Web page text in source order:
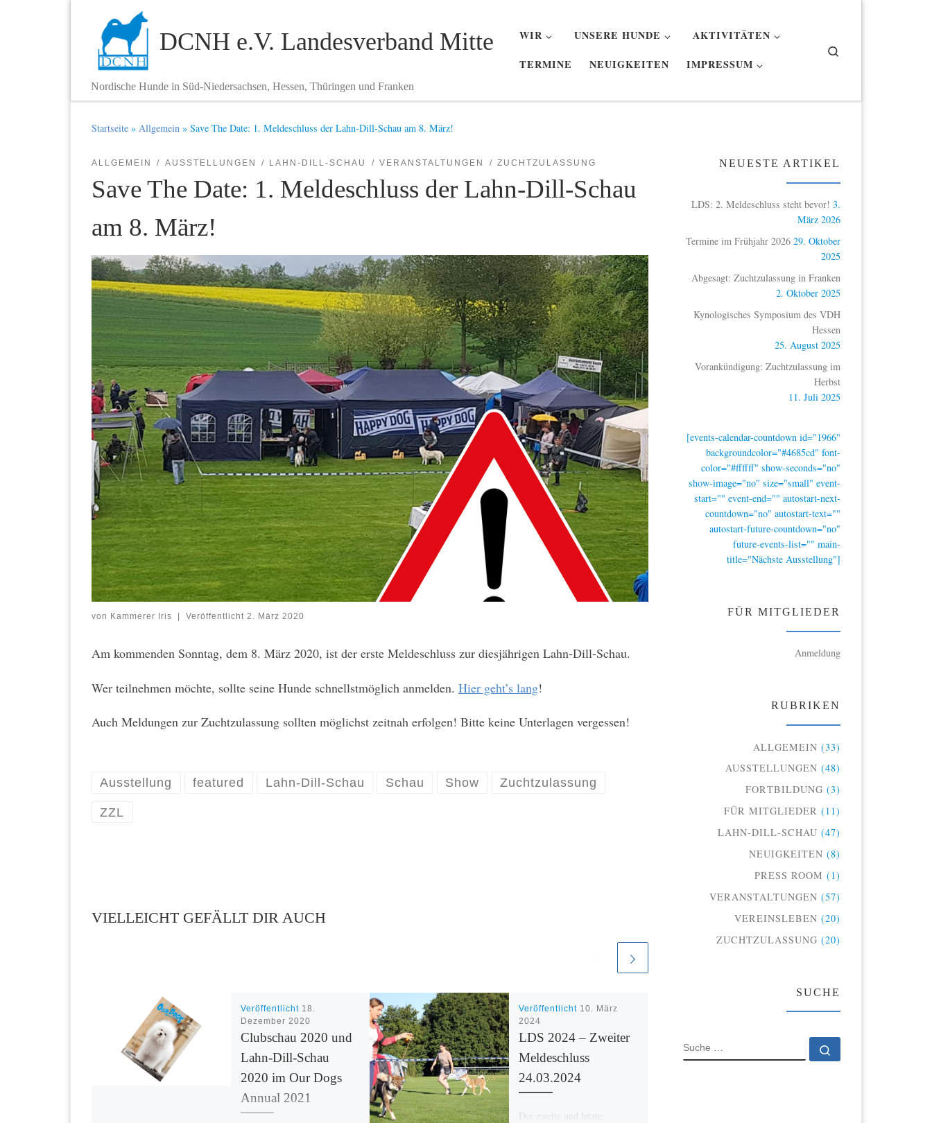
Zum Inhalt springen
DCNH e.V. Landesverband Mitte
Nordische Hunde in Süd-Niedersachsen, Hessen, Thüringen und Franken
WIR UNSERE HUNDE
AKTIVITÄTEN
TERMINE
NEUIGKEITEN IMPRESSUM
Startseite » Allgemein » Save The Date: 1. Meldeschluss der Lahn-Dill-Schau am 8. März!
ALLGEMEIN AUSSTELLUNGEN LAHN-DILL-SCHAU VERANSTALTUNGEN ZUCHTZULASSUNG
Save The Date: 1. Meldeschluss der Lahn-Dill-Schau
am 8. März!
von Kammerer Iris Veröffentlicht 2. März 2020
Am kommenden Sonntag, dem 8. März 2020, ist der erste Meldeschluss zur diesjährigen Lahn-Dill-Schau.
Wer teilnehmen möchte, sollte seine Hunde schnellstmöglich anmelden. Hier geht’s lang!
Auch Meldungen zur Zuchtzulassung sollten möglichst zeitnah erfolgen! Bitte keine Unterlagen vergessen!
Ausstellung featured Lahn-Dill-Schau Schau Show Zuchtzulassung
ZZL
VIELLEICHT GEFÄLLT DIR AUCH
Veröffentlicht 18.
Dezember 2020
Clubschau 2020 und
Lahn-Dill-Schau
2020 im Our Dogs
Annual 2021
Veröffentlicht 10. März
2024
LDS 2024 – Zweiter
Meldeschluss
24.03.2024
Der zweite und letzte
Veröffentlicht
2. Meldeschluss
Lahn-Dill-Schau
NEUESTE ARTIKEL
LDS: 2. Meldeschluss steht bevor! 3.
März 2026
Termine im Frühjahr 2026 29. Oktober
2025
Abgesagt: Zuchtzulassung in Franken
2. Oktober 2025
Kynologisches Symposium des VDH
Hessen
25. August 2025
Vorankündigung: Zuchtzulassung im
Herbst
11. Juli 2025
[events-calendar-countdown id="1966"
backgroundcolor="#4685cd" font-
color="#ffffff" show-seconds="no"
show-image="no" size="small" event-
start="" event-end="" autostart-next-
countdown="no" autostart-text=""
autostart-future-countdown="no"
future-events-list="" main-
title="Nächste Ausstellung"]
FÜR MITGLIEDER
Anmeldung
RUBRIKEN
ALLGEMEIN (33)
AUSSTELLUNGEN (48)
FORTBILDUNG (3)
FÜR MITGLIEDER (11)
LAHN-DILL-SCHAU (47)
NEUIGKEITEN (8)
PRESS ROOM (1)
VERANSTALTUNGEN (57)
VEREINSLEBEN (20)
ZUCHTZULASSUNG (20)
SUCHE
SUCHE